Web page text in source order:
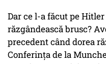
Dar ce l-a făcut pe Hitler
răzgândească brusc?
precedent când dorea
Conferința de la